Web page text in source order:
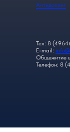
Тел: 8
E-mail:
Общежитие
Телефон: 8
Антидопинг